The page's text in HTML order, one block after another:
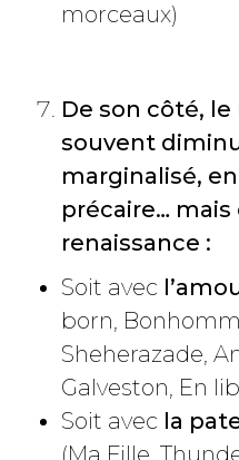
morceaux)
De son côté,
souvent
marginalisé,
précaire…
renaissance :
Soit avec
born,
Sheherazade,
Galveston, En
Soit avec la